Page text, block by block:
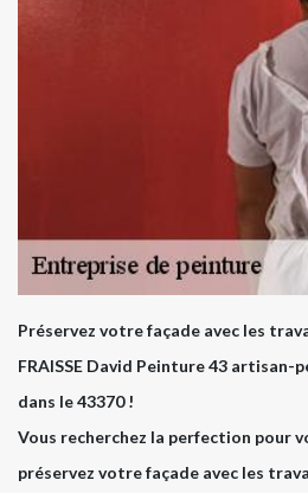
Préservez votre façade avec les
FRAISSE David Peinture 43 artisan-
dans le 43370 !
Vous recherchez la perfection pour
préservez votre façade avec les